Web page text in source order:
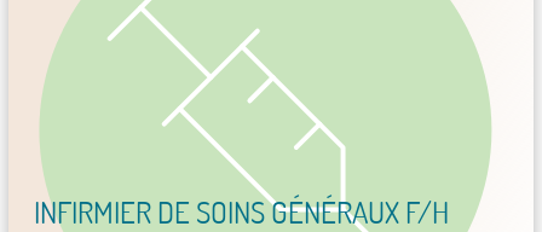
INFIRMIER DE SOINS GÉNÉRAUX F/H